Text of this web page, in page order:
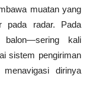
muatan yang
pada radar. Pada
balon—sering kali
sistem pengiriman
dirinya